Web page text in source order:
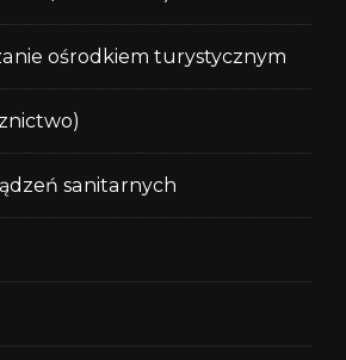
ośrodkiem turystycznym
sanitarnych